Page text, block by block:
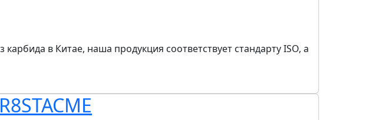
в Китае, наша продукция соответствует стандарту ISO, а